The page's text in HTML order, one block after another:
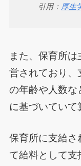
引用： 厚生
また、保育所
営されており、
の年齢や人数な
に基づいていて
保育所に支給さ
て給料として